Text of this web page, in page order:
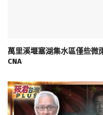
萬里溪堰塞湖集水區僅些
CNA